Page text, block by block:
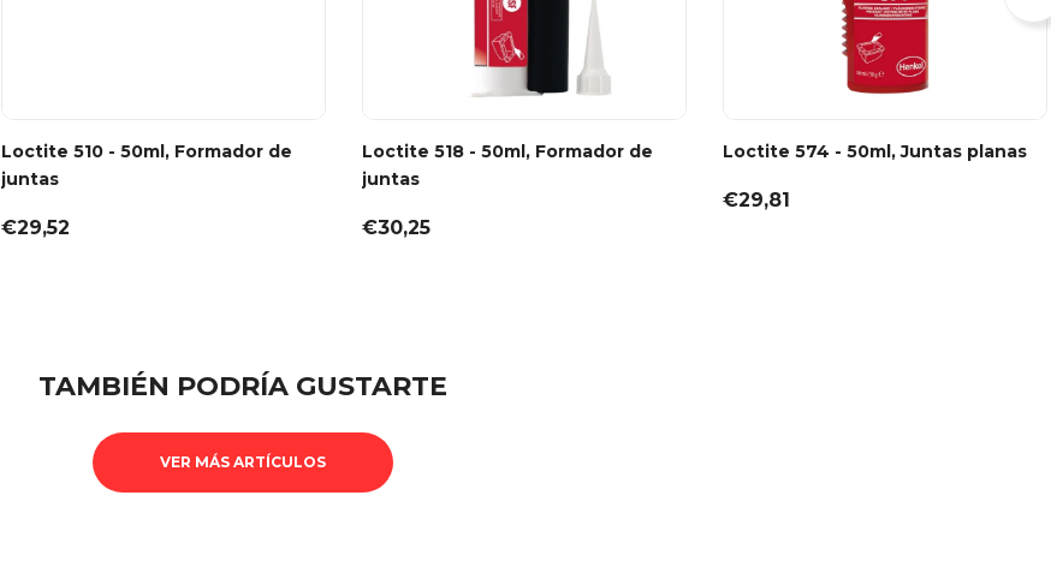
Loctite 510 - 50ml, Formador de
juntas
€29,52
Loctite 518 - 50ml, Formador de
juntas
€30,25
Loctite 574 - 50ml, Juntas planas
€29,81
TAMBIÉN PODRÍA GUSTARTE
VER MÁS ARTÍCULOS